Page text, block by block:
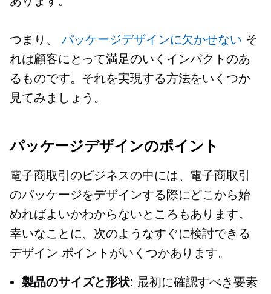
つまり、 パッケージデザインに欠かせない そ
れは顧客にとって満足のいくインパクトのあ
るものです。それを実現する方法をいくつか
見てみましょう。
パッケージデザインのポイント
電子商取引のビジネスの中には、電子商取引
のパッケージをデザインする際にどこから始
めればよいかわからないところもあります。
幸いなことに、次のようなすぐに検討できる
デザイン ポイントがいくつかあります。
製品のサイズと形状: 最初に確認すべき要素